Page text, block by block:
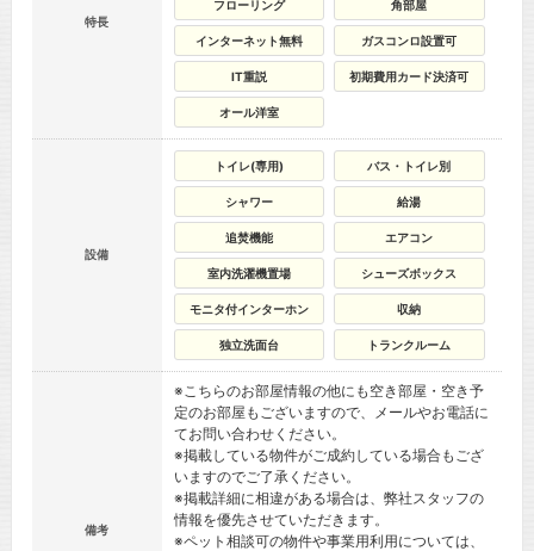
特長
フローリング 角部屋
インターネット無料 ガスコンロ設置可
IT重説 初期費用カード決済可
オール洋室
設備
トイレ(専用) バス・トイレ別
シャワー 給湯
追焚機能 エアコン
室内洗濯機置場 シューズボックス
モニタ付インターホン 収納
独立洗面台 トランクルーム
備考
※こちらのお部屋情報の他にも空き部屋・空き予
定のお部屋もございますので、メールやお電話に
てお問い合わせください。
※掲載している物件がご成約している場合もござ
いますのでご了承ください。
※掲載詳細に相違がある場合は、弊社スタッフの
情報を優先させていただきます。
※ペット相談可の物件や事業用利用については、